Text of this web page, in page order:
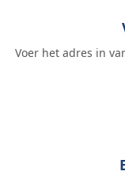
Voer het adres in